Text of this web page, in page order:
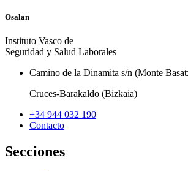
Osalan
Instituto Vasco de
Seguridad y Salud Laborales
Camino de la Dinamita s/n (Monte
Cruces-Barakaldo (Bizkaia)
+34 944 032 190
Contacto
Secciones